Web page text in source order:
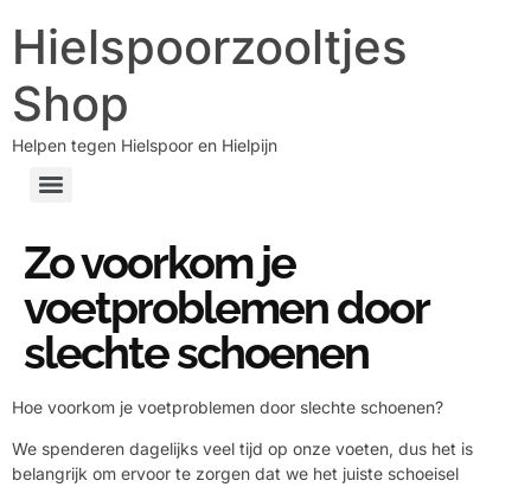
Hielspoorzooltjes
Shop
Helpen tegen Hielspoor en Hielpijn
Zo voorkom je
voetproblemen door
slechte schoenen
Hoe voorkom je voetproblemen door slechte schoenen?
We spenderen dagelijks veel tijd op onze voeten, dus het is
belangrijk om ervoor te zorgen dat we het juiste schoeisel